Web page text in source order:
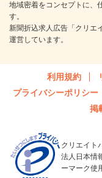
地域密着をコンセプトに、
す。
新聞折込求人広告「クリエ
運営しています。
利用規約
プライバシーポリシー
掲
クリエイト
法人日本情
ーマーク使